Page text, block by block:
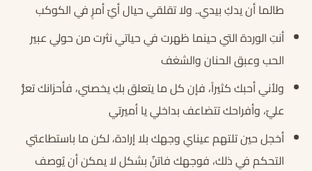
طالما أن يدكِ بيدي.. ولا تقلقي حيال أيّ أمرٍ في الكوكب
أنتِ الوردة التي حينما ظهرت في حياتي نثرت من حولي عبير
الحب وعبق الحنان والشغف
ولأني أحبك كثيراً، فإن كل ما يتعلق بكِ يخصني، فأحزانك تعزُّ
عليّ، وأفراحك تتضاعف بداخلي يا أميرتي
أخجل حين تلتهم عيناي وجهك بلا إرادة، لكن ما باستطاعتي
التحكم في ذلك، فوجهك فاتنٌ بشكل لا يمكن أن يُوصف